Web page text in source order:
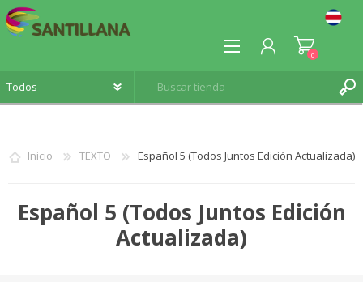
INICIA SESIÓN
0
Inicio TEXTO Español 5 (Todos Juntos Edición Actualizada)
Español 5 (Todos Juntos Edición
Actualizada)